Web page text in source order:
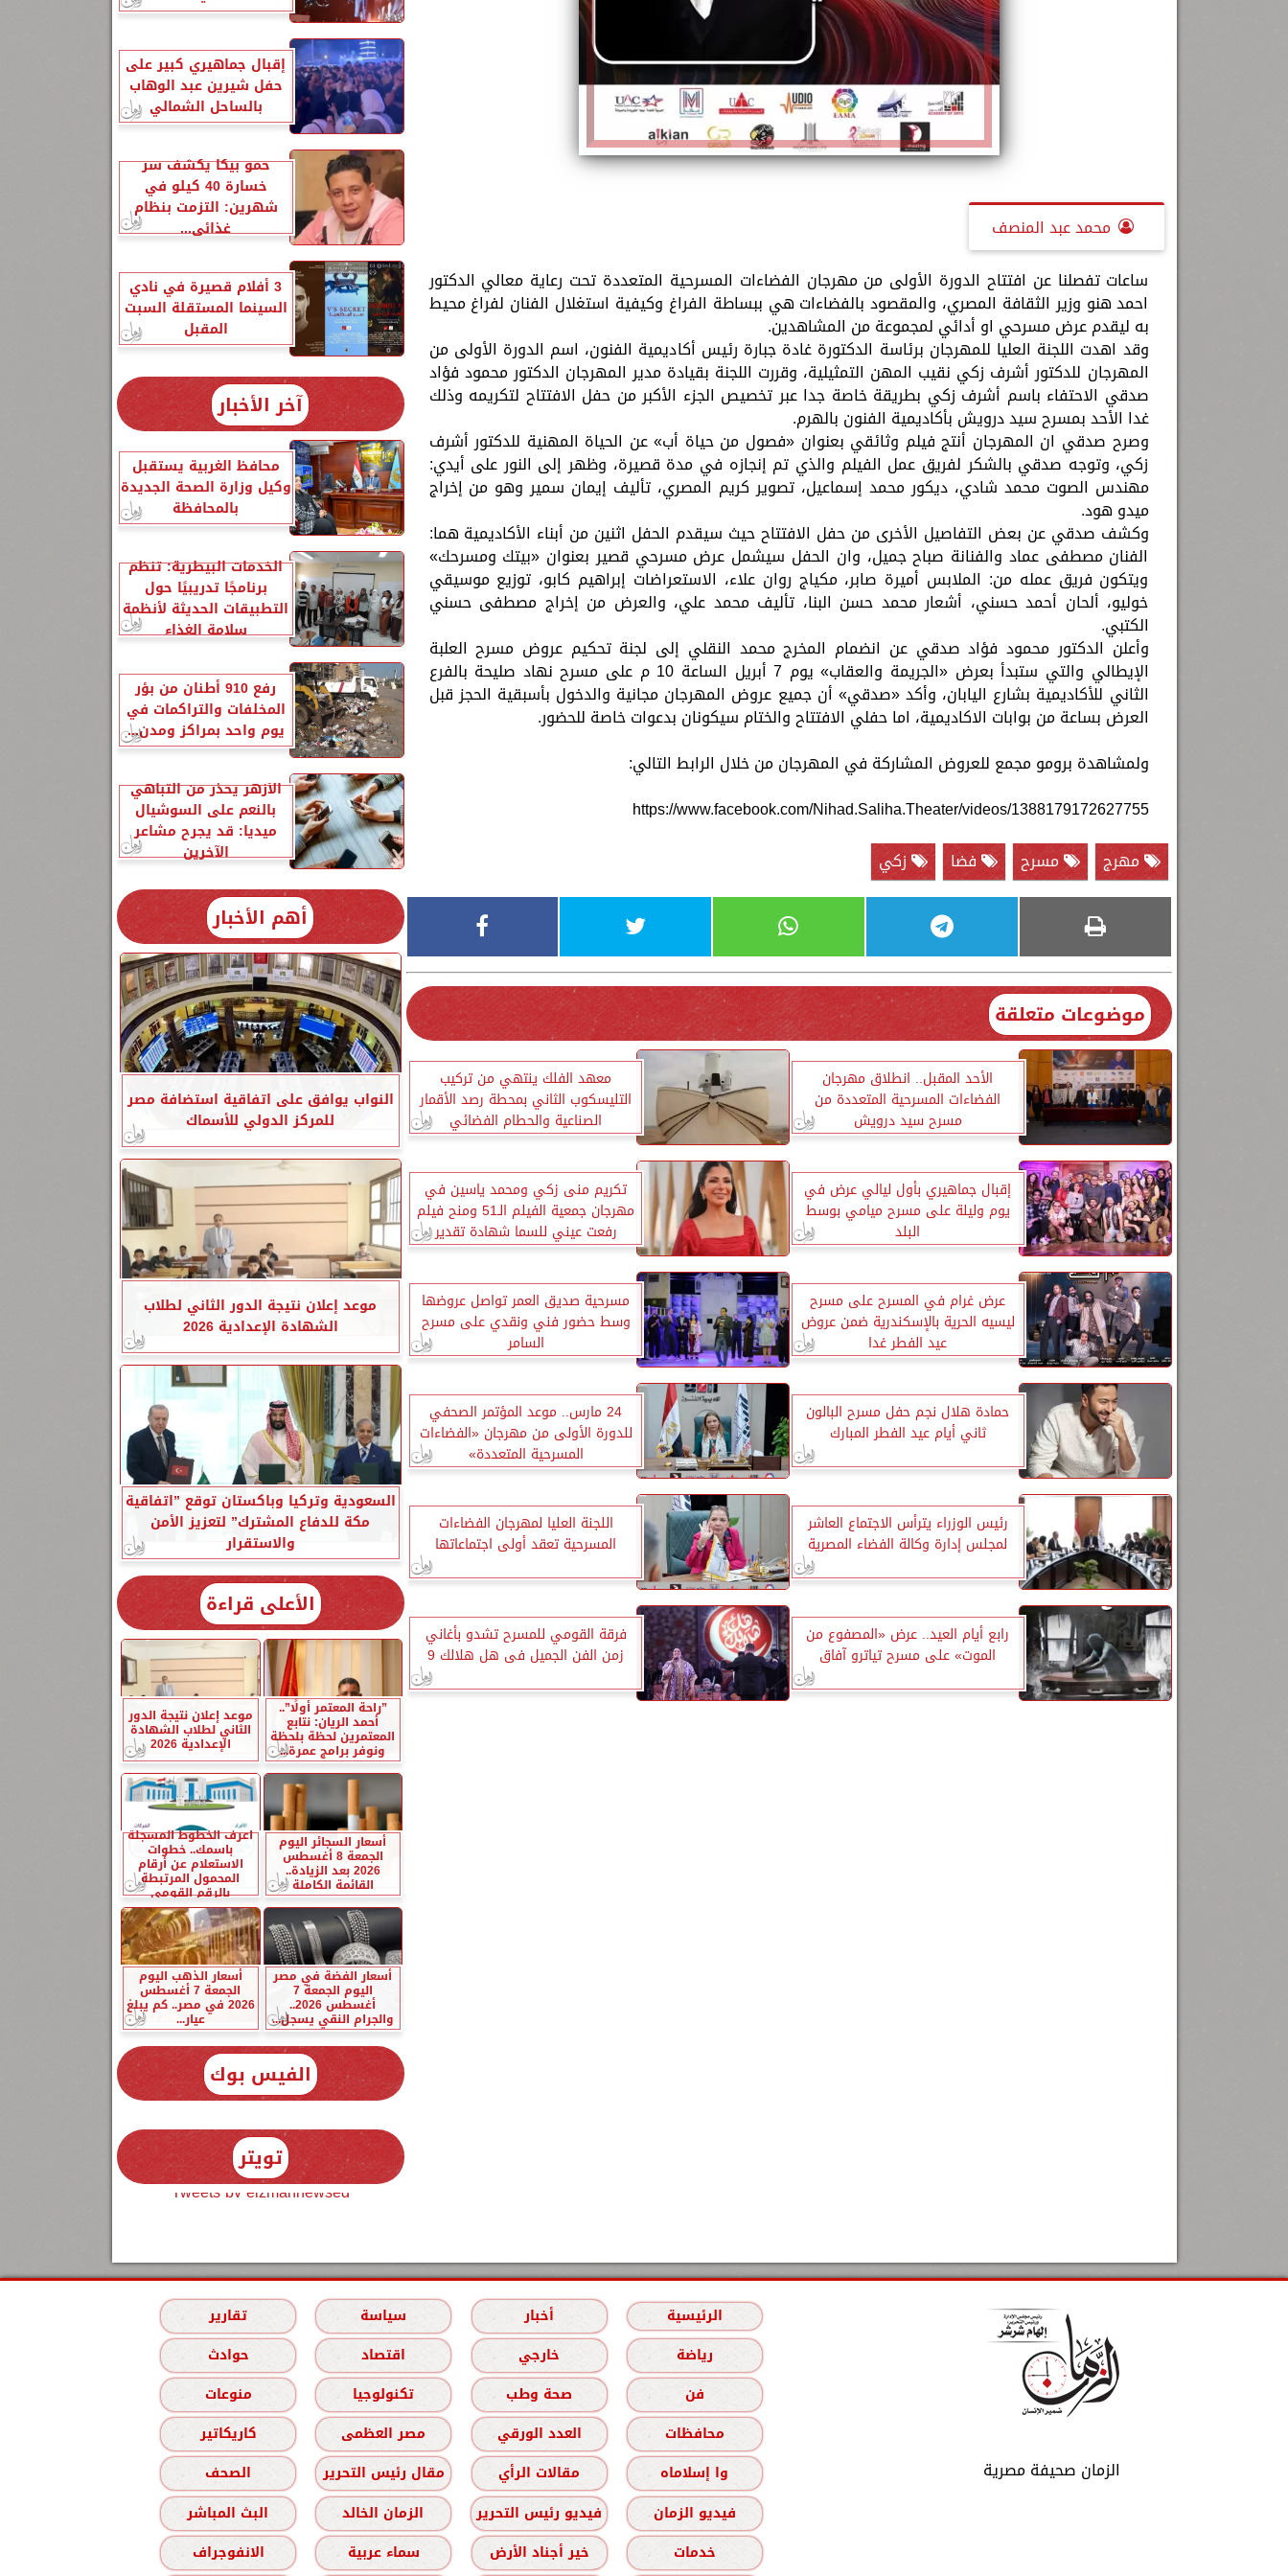
محمد عبد المنصف
ساعات تفصلنا عن افتتاح الدورة الأولى من مهرجان الفضاءات المسرحية المتعددة تحت رعاية معالي الدكتور
احمد هنو وزير الثقافة المصري، والمقصود بالفضاءات هي ببساطة الفراغ وكيفية استغلال الفنان لفراغ محيط
به ليقدم عرض مسرحي او أدائي لمجموعة من المشاهدين.
وقد اهدت اللجنة العليا للمهرجان برئاسة الدكتورة غادة جبارة رئيس أكاديمية الفنون، اسم الدورة الأولى من
المهرجان للدكتور أشرف زكي نقيب المهن التمثيلية، وقررت اللجنة بقيادة مدير المهرجان الدكتور محمود فؤاد
صدقي الاحتفاء باسم أشرف زكي بطريقة خاصة جدا عبر تخصيص الجزء الأكبر من حفل الافتتاح لتكريمه وذلك
غدا الأحد بمسرح سيد درويش بأكاديمية الفنون بالهرم.
وصرح صدقي ان المهرجان أنتج فيلم وثائقي بعنوان «فصول من حياة أب» عن الحياة المهنية للدكتور أشرف
زكي، وتوجه صدقي بالشكر لفريق عمل الفيلم والذي تم إنجازه في مدة قصيرة، وظهر إلى النور على أيدي:
مهندس الصوت محمد شادي، ديكور محمد إسماعيل، تصوير كريم المصري، تأليف إيمان سمير وهو من إخراج
ميدو هود.
وكشف صدقي عن بعض التفاصيل الأخرى من حفل الافتتاح حيث سيقدم الحفل اثنين من أبناء الأكاديمية هما:
الفنان مصطفى عماد والفنانة صباح جميل، وان الحفل سيشمل عرض مسرحي قصير بعنوان «بيتك ومسرحك»
ويتكون فريق عمله من: الملابس أميرة صابر، مكياج روان علاء، الاستعراضات إبراهيم كابو، توزيع موسيقي
خوليو، ألحان أحمد حسني، أشعار محمد حسن البنا، تأليف محمد علي، والعرض من إخراج مصطفى حسني
الكتبي.
وأعلن الدكتور محمود فؤاد صدقي عن انضمام المخرج محمد النقلي إلى لجنة تحكيم عروض مسرح العلبة
الإيطالي والتي ستبدأ بعرض «الجريمة والعقاب» يوم 7 أبريل الساعة 10 م على مسرح نهاد صليحة بالفرع
الثاني للأكاديمية بشارع اليابان، وأكد «صدقي» أن جميع عروض المهرجان مجانية والدخول بأسبقية الحجز قبل
العرض بساعة من بوابات الاكاديمية، اما حفلي الافتتاح والختام سيكونان بدعوات خاصة للحضور.
ولمشاهدة برومو مجمع للعروض المشاركة في المهرجان من خلال الرابط التالي:
https://www.facebook.com/Nihad.Saliha.Theater/videos/1388179172627755
مهرج
مسرح فضا زكي
موضوعات متعلقة
الأحد المقبل.. انطلاق مهرجان
الفضاءات المسرحية المتعددة من
مسرح سيد درويش
معهد الفلك ينتهي من تركيب
التليسكوب الثاني بمحطة رصد الأقمار
الصناعية والحطام الفضائي
إقبال جماهيري بأول ليالي عرض في
يوم وليلة على مسرح ميامي بوسط
البلد
تكريم منى زكي ومحمد ياسين في
مهرجان جمعية الفيلم الـ51 ومنح فيلم
رفعت عيني للسما شهادة تقدير
عرض غرام في المسرح على مسرح
ليسيه الحرية بالإسكندرية ضمن عروض
عيد الفطر غدا
مسرحية صديق العمر تواصل عروضها
وسط حضور فني ونقدي على مسرح
السامر
حمادة هلال نجم حفل مسرح البالون
ثاني أيام عيد الفطر المبارك
24 مارس.. موعد المؤتمر الصحفي
للدورة الأولى من مهرجان «الفضاءات
المسرحية المتعددة»
رئيس الوزراء يترأس الاجتماع العاشر
لمجلس إدارة وكالة الفضاء المصرية
اللجنة العليا لمهرجان الفضاءات
المسرحية تعقد أولى اجتماعاتها
رابع أيام العيد.. عرض «المصفوع من
الموت» على مسرح تياترو آفاق
فرقة القومي للمسرح تشدو بأغاني
زمن الفن الجميل فى هل هلالك 9
إقبال جماهيري كبير على
حفل شيرين عبد الوهاب
بالساحل الشمالي
حمو بيكا يكشف سر
خسارة 40 كيلو في
شهرين: التزمت بنظام
غذائي...
3 أفلام قصيرة في نادي
السينما المستقلة السبت
المقبل
آخر الأخبار
محافظ الغربية يستقبل
وكيل وزارة الصحة الجديدة
بالمحافظة
الخدمات البيطرية: تنظم
برنامجًا تدريبيًا حول
التطبيقات الحديثة لأنظمة
سلامة الغذاء
رفع 910 أطنان من بؤر
المخلفات والتراكمات في
يوم واحد بمراكز ومدن...
الأزهر يحذر من التباهي
بالنعم على السوشيال
ميديا: قد يجرح مشاعر
الآخرين
أهم الأخبار
النواب يوافق على اتفاقية استضافة مصر
للمركز الدولي للأسماك
موعد إعلان نتيجة الدور الثاني لطلاب
الشهادة الإعدادية 2026
السعودية وتركيا وباكستان توقع ”اتفاقية
مكة للدفاع المشترك” لتعزيز الأمن
والاستقرار
الأعلى قراءة
”راحة المعتمر أولًا”..
أحمد الريان: نتابع
المعتمرين لحظة بلحظة
ونوفر برامج عمرة...
موعد إعلان نتيجة الدور
الثاني لطلاب الشهادة
الإعدادية 2026
أسعار السجائر اليوم
الجمعة 8 أغسطس
2026 بعد الزيادة..
القائمة الكاملة
اعرف الخطوط المسجلة
باسمك.. خطوات
الاستعلام عن أرقام
المحمول المرتبطة
بالرقم القومي
أسعار الفضة في مصر
اليوم الجمعة 7
أغسطس 2026..
والجرام النقي يسجل...
أسعار الذهب اليوم
الجمعة 7 أغسطس
2026 في مصر.. كم يبلغ
عيار...
الفيس بوك
تويتر
Tweets by elzmannewseg
الزمان صحيفة مصرية
الرئيسية أخبار سياسة
تقارير
رياضة
خارجي اقتصاد
حوادث
فن
صحة وطب تكنولوجيا
منوعات
محافظات
العدد الورقي مصر العظمى
كاريكاتير
وا إسلاماه
مقالات الرأي مقال رئيس التحرير
الصحف
فيديو الزمان
فيديو رئيس التحرير الزمان الخالد
البث المباشر
خدمات
خير أجناد الأرض سماء عربية الانفوجراف